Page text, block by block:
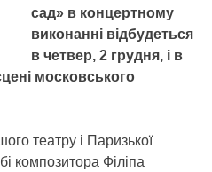
сад» в концертному
виконанні відбудеться
в четвер, 2 грудня, і в
московського
театру і Паризької
композитора Філіпа